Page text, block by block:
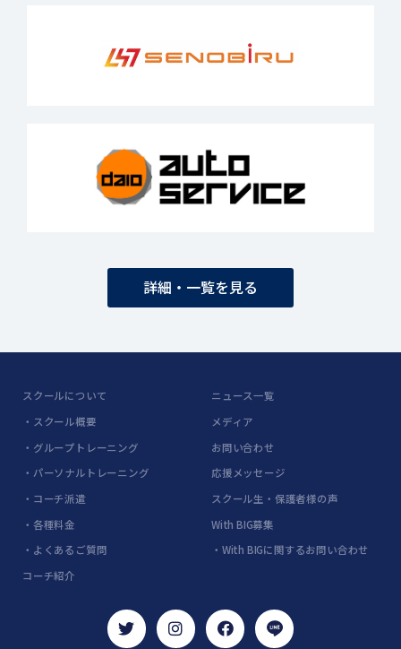
詳細・一覧を見る
スクールについて
・スクール概要
・グループトレーニング
・パーソナルトレーニング
・コーチ派遣
・各種料金
・よくあるご質問
コーチ紹介
ニュース一覧
メディア
お問い合わせ
応援メッセージ
スクール生・保護者様の声
With BIG募集
・With BIGに関するお問い合わせ